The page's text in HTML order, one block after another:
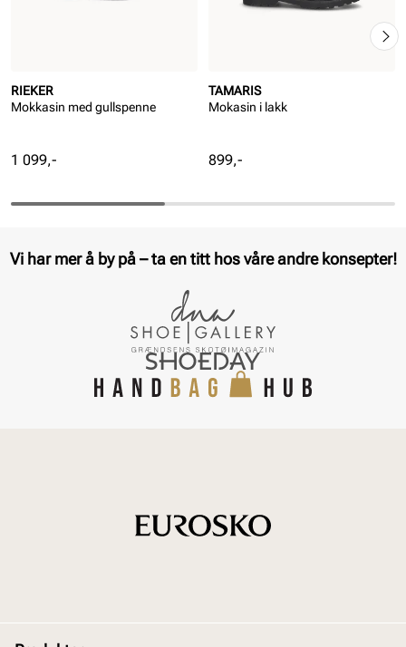
RIEKER
Mokkasin med gullspenne
Pris
1 099,-
TAMARIS
Mokasin i lakk
Pris
899,-
Vi har mer å by på – ta en titt hos våre andre konsepter!